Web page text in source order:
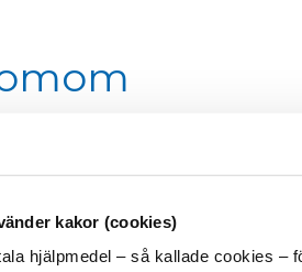
kakor (cookies)
hjälpmedel – så kallade cookies –
gett mig otroligt många bra verktyg.
onödiga, löjliga eller irrelevanta.